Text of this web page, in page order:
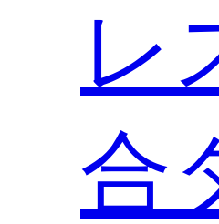
レ
合